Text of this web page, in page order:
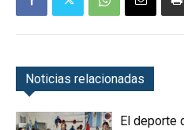
Noticias relacionadas
El deporte